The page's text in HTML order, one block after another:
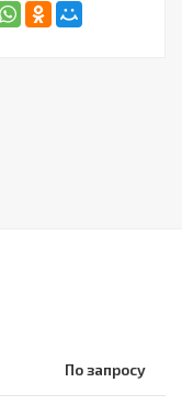
По запросу